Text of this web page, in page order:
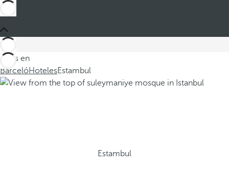
Estás en
BarcelóHotelesEstambul
Estambul